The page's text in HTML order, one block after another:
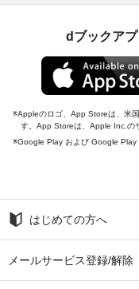
dブックア
Appleのロゴ、App Storeは、米
す。App Storeは、Apple Inc.の
Google Play および Google Play
はじめての方へ
メールサービス登録/解除